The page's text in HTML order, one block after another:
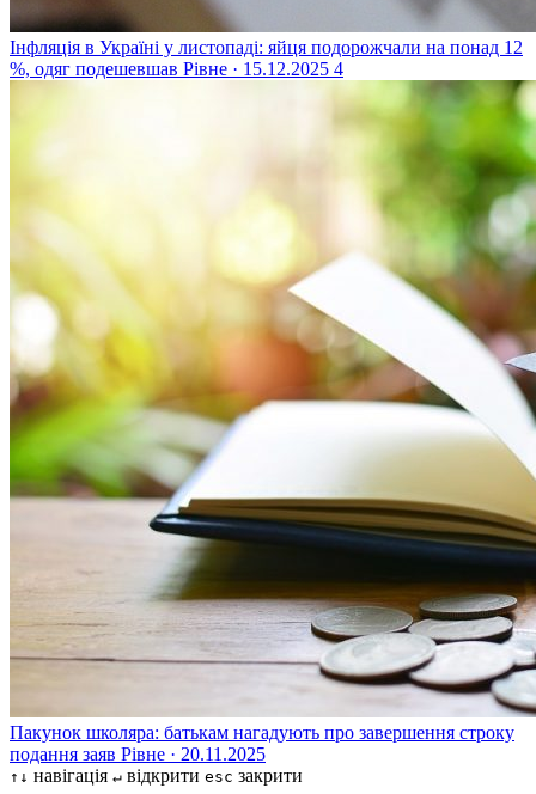
Інфляція в Україні у листопаді: яйця подорожчали на понад 12
%, одяг подешевшав Рівне · 15.12.2025 4
Пакунок школяра: батькам нагадують про завершення строку
подання заяв Рівне · 20.11.2025
↑↓ навігація ↵ відкрити esc закрити